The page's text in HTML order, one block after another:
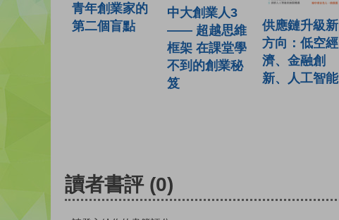
青年創業家的
第二個盲點
中大創業人3
—— 超越思維
框架 在課堂學
不到的創業秘
笈
供應鏈升級新
方向：低空經
濟、金融創
新、人工智能
讀者書評 (0)